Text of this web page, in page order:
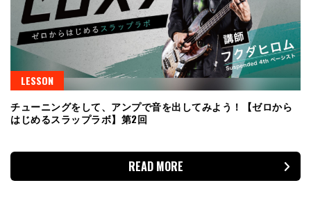
LESSON
チューニングをして、アンプで音を出してみよう！【ゼロから
はじめるスラップラボ】第2回
READ MORE